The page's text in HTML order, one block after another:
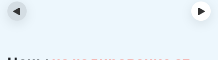
‹ ›